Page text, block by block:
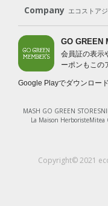
LINE＠
Company エコストア
会社案内 ご利
特定商取引
法人会員サービス
GO GREEN
会員証の表示
ーポンもこの
Google Playでダウンロード
MASH GO GREEN STORE
La Maison HerboristeMitea
Copyright© 2021